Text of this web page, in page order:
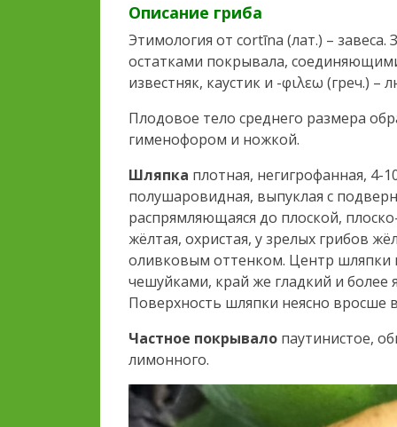
Описание гриба
Этимология от cortīna (лат.) –
остатками покрывала,
известняк, каустик и -φιλεω (греч.) –
Плодовое тело среднего размера
гименофором и ножкой.
Шляпка плотная, негигрофанная, 4-
полушаровидная, выпуклая с
распрямляющаяся до плоской,
жёлтая, охристая, у зрелых грибов
оливковым оттенком. Центр
чешуйками, край же гладкий и более
Поверхность шляпки неясно вросше
Частное покрывало паутинистое,
лимонного.